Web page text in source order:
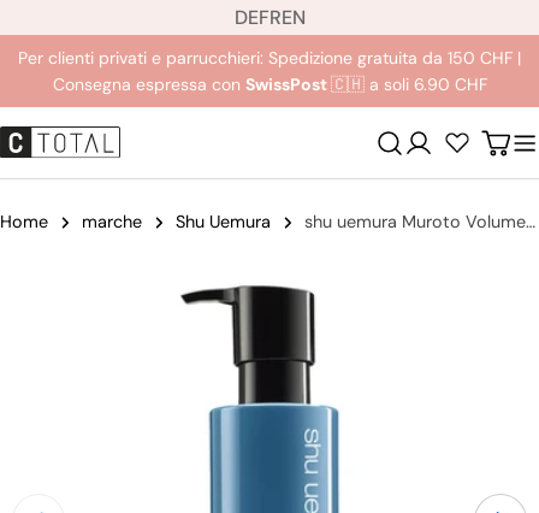
contenuto
i
g
u
a
DE EN
FR
Per clienti privati e parrucchieri: Spedizione gratuita da 150 CHF |
Consegna espressa con SwissPost🇨🇭 a soli 6.90 CHF
Login
Home marche Shu Uemura shu uemura Muroto Volume Balsamo